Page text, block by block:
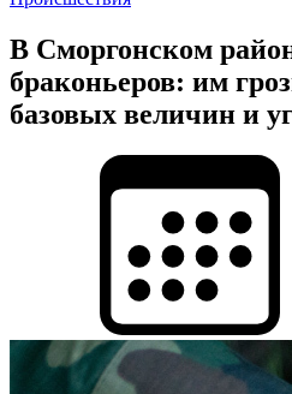
В Сморгонском
браконьеров: им
базовых величин и